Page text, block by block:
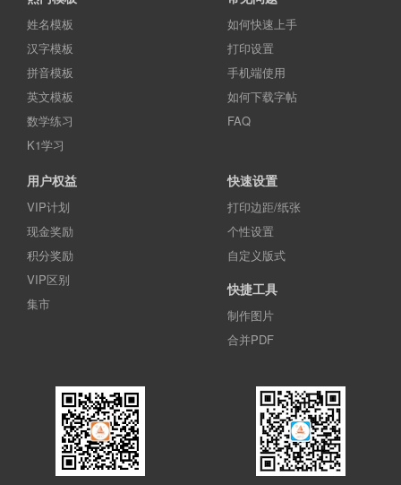
姓名模板
汉字模板
拼音模板
英文模板
数学练习
K1学习
如何快速上手
打印设置
手机端使用
如何下载字帖
FAQ
用户权益
VIP计划
现金奖励
积分奖励
VIP区别
集市
快速设置
打印边距/纸张
个性设置
自定义版式
快捷工具
制作图片
合并PDF